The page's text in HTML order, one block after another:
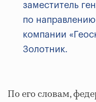
заместитель
по
компании
Золотник.
По его словам,